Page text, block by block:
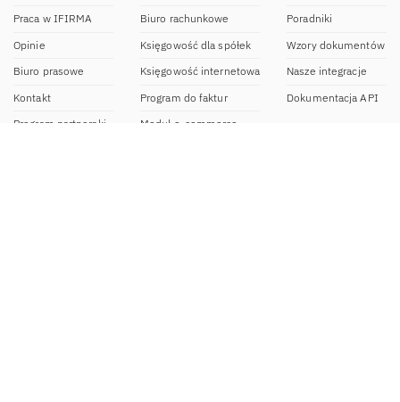
Praca w IFIRMA
Opinie
Biuro prasowe
Kontakt
Program partnerski
Biuro rachunkowe
Księgowość dla spółek
Księgowość internetowa
Program do faktur
Moduł e-commerce
Poradniki
Wzory dokumentów
Nasze integracje
Dokumentacja API